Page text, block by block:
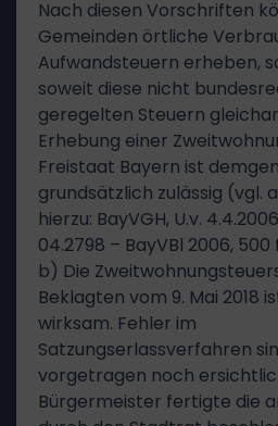
Nach diesen Vorschriften
Gemeinden örtliche
Aufwandsteuern erheben,
soweit diese nicht
geregelten Steuern
Erhebung einer
Freistaat Bayern ist
grundsätzlich zulässig (vgl.
hierzu: BayVGH, U.v.
04.2798 – BayVBl 2006, 500
b) Die
Beklagten vom 9. Mai 2018
wirksam. Fehler im
Satzungserlassverfahren
vorgetragen noch
Bürgermeister fertigte die